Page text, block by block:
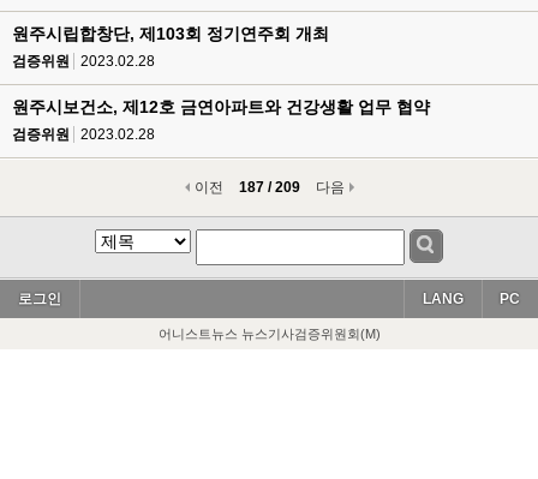
원주시립합창단, 제103회 정기연주회 개최
검증위원 2023.02.28
원주시보건소, 제12호 금연아파트와 건강생활 업무 협약
검증위원 2023.02.28
이전 187 / 209 다음
로그인 PC
LANG
어니스트뉴스 뉴스기사검증위원회(M)